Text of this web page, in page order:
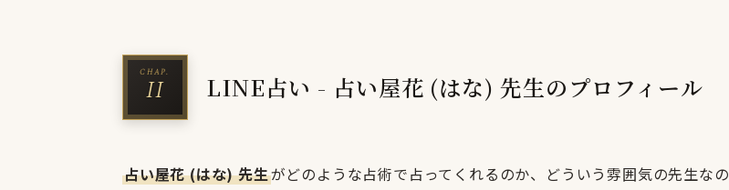
LINE占い - 占い屋花 (はな) 先生のプロフィール
占い屋花 (はな) 先生がどのような占術で占ってくれるのか、どういう雰囲気の先生なの